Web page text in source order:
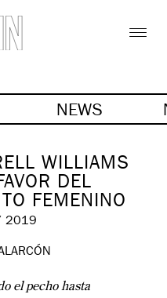
NEWS
WILLIAMS
DEL
FEMENINO
2019
el pecho hasta